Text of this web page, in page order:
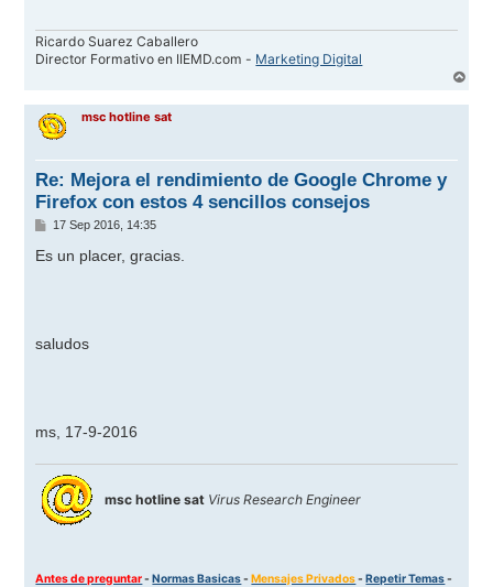
Ricardo Suarez Caballero
Director Formativo en IIEMD.com - Marketing Digital
r
msc hotline sat
Re: Mejora el rendimiento de Google Chrome y
Firefox con estos 4 sencillos consejos
M
n
17 Sep 2016, 14:35
Es un placer, gracias.
saludos
ms, 17-9-2016
msc hotline sat Virus Research Engineer
Antes de preguntar-Normas Basicas-Mensajes Privados-Repetir Temas-